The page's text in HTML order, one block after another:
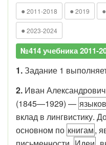
● 2011-2018 ● 2019 ●
● 2023-2024
№414 учебника 2011-
1.Задание 1
2. Иван
(1845—1929) —
вклад в лингвистику.
основном по книгам,